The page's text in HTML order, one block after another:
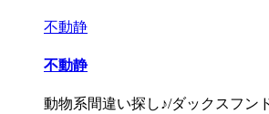
不動静
不動静
動物系間違い探し♪/ダックスフン